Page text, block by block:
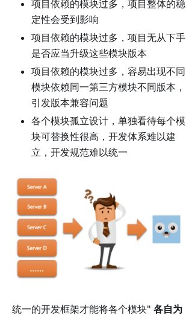
项目依赖的模块过多，项目整体的稳
定性会受到影响
项目依赖的模块过多，项目无从下手
是否应当升级这些模块版本
项目依赖的模块过多，容易出现不同
模块依赖同一第三方模块不同版本，
引发版本兼容问题
各个模块孤立设计，单独看待每个模
块可替换性很高，开发体系难以建
立，开发规范难以统一
统一的开发框架才能将各个模块" 各自为